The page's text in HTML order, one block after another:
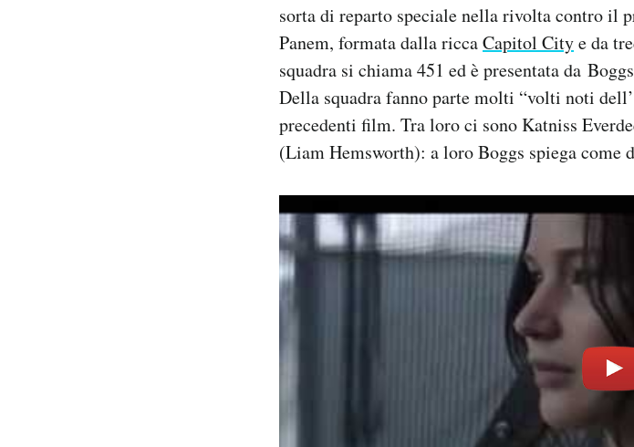
sorta di reparto speciale nella rivolta contro il
Panem, formata dalla riccaCapitol Citye da
squadra si chiama 451 ed è presentata da
Della squadra fanno parte molti “volti noti
precedenti film. Tra loro ci sono Katniss
(Liam Hemsworth): a loro Boggs spiega come